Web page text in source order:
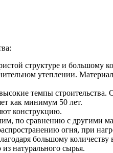
структуре и большому
утеплении.
темпы строительства.
как минимум 50 лет.
конструкцию.
по сравнению с другими
огня, при
большому количеству
натурального сырья.